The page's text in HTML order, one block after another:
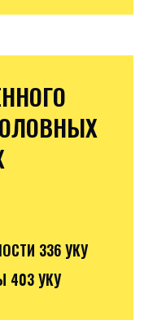
336 УКУ
403 УКУ